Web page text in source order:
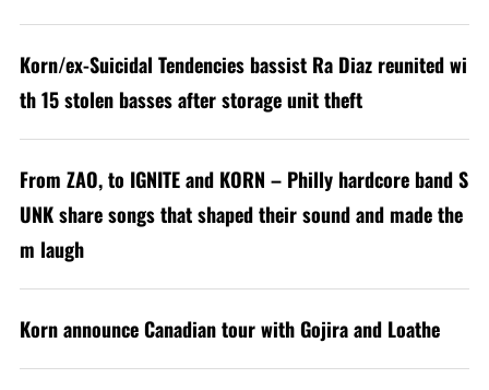
Korn/ex-Suicidal Tendencies bassist Ra Diaz reunited wi
th 15 stolen basses after storage unit theft
From ZAO, to IGNITE and KORN – Philly hardcore band S
UNK share songs that shaped their sound and made the
m laugh
Korn announce Canadian tour with Gojira and Loathe